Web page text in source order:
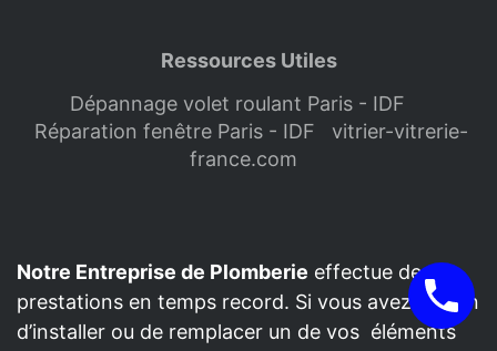
Ressources Utiles
Dépannage volet roulant Paris - IDF
Réparation fenêtre Paris - IDF
vitrier-vitrerie-
france.com
Notre Entreprise de Plomberie effectue des
prestations en temps record. Si vous avez besoin
d’installer ou de remplacer un de vos éléments